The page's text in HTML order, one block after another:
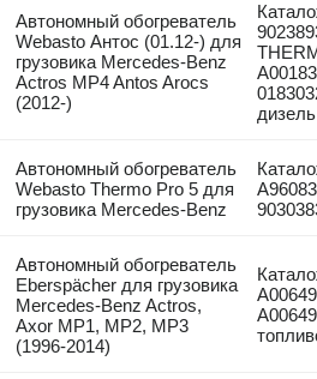
Автономный обогреватель
Webasto Антос (01.12-) для
грузовика Mercedes-Benz
Actros MP4 Antos Arocs
(2012-)
дизель
Автономный обогреватель
Webasto Thermo Pro 5 для
грузовика Mercedes-Benz
Автономный обогреватель
Eberspächer для грузовика
Mercedes-Benz Actros,
Axor MP1, MP2, MP3
(1996-2014)